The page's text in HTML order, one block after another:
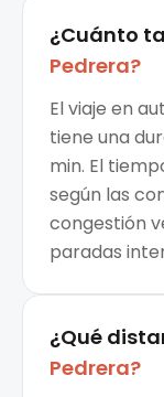
¿Cuánto
Pedrera?
El viaje en
tiene una
min. El
según las
congestión
paradas
¿Qué
Pedrera?